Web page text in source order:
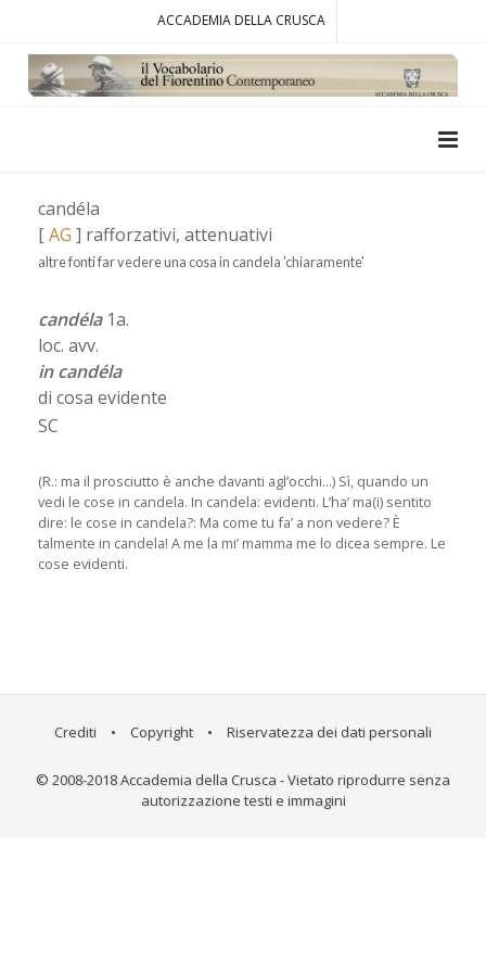
ACCADEMIA DELLA CRUSCA
candéla
[AG ] rafforzativi, attenuativi
altre fonti far vedere una cosa in candela 'chiaramente'
candéla1a.
loc. avv.
in candéla
di cosa evidente
SC
(R.: ma il prosciutto è anche davanti agl’occhi...) Sì, quando un
vedi le cose in candela. In candela: evidenti. L’ha’ ma(i) sentito
dire: le cose in candela?: Ma come tu fa’ a non vedere? È
talmente in candela! A me la mi’ mamma me lo dicea sempre. Le
cose evidenti.
Crediti • Copyright • Riservatezza dei dati personali
© 2008-2018 Accademia della Crusca - Vietato riprodurre senza
autorizzazione testi e immagini